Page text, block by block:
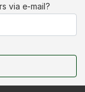
via e-mail?